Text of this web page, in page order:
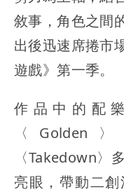
敘事，角色之間
出後迅速席捲市
遊戲》第一季。
作品中的配
〈Golden
〈Takedown〉
亮眼，帶動二